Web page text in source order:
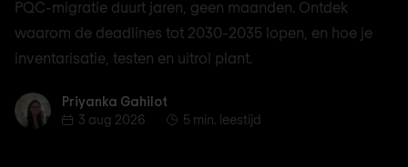
PQC-migratie duurt jaren, geen maanden. Ontdek
waarom de deadlines tot 2030-2035 lopen, en hoe je
inventarisatie, testen en uitrol plant.
Priyanka Gahilot
Priyanka Gahilot
3 aug 2026
5 min. leestijd